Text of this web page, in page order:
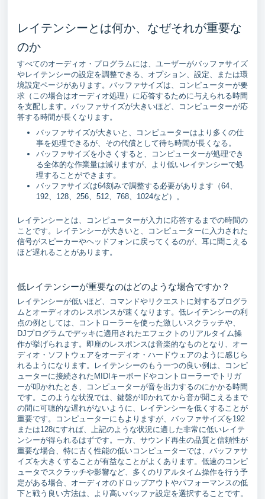
レイテンシーとは何か、なぜそれが重要な
のか
すべてのオーディオ・プログラムには、ユーザーがバッファサイズ
やレイテンシーの設定を調整できる、オプション、設定、または環
境設定ページがあります。バッファサイズは、コンピューターが要
求（この場合はオーディオ処理）に応答するために与えられる時間
を支配します。バッファサイズが大きいほど、コンピューターが応
答する時間が長くなります。
バッファサイズが大きいと、コンピューターはより多くの仕
事を処理できるが、その代償として待ち時間が長くなる。
バッファサイズを小さくすると、コンピューターが処理でき
る全体的な作業量は減りますが、より低いレイテンシーで処
理することができます。
バッファサイズは64刻みで調整する必要があります（64、
192、128、256、512、768、1024など）。
レイテンシーとは、コンピューターが入力に応答するまでの時間の
ことです。レイテンシーが大きいと、コンピューターに入力された
信号がスピーカーやヘッドフォンに戻ってくるのが、耳に聞こえる
ほど遅れることがあります。
低レイテンシーが重要なのはどのような場合ですか？
レイテンシーが低いほど、コマンドやリクエストに対するプログラ
ムとオーディオのレスポンスが速くなります。低レイテンシーの利
点の例としては、コントローラーを使った激しいスクラッチや、
DJプログラムでデッキに適用されたエフェクトのリアルタイム操
作が挙げられます。即座のレスポンスは音楽的なものとなり、オー
ディオ・ソフトウェアをオーディオ・ハードウェアのように感じら
れるようになります。レイテンシーのもう一つの良い例は、コンピ
ューターに接続されたMIDIキーボードやコントローラーでトリガ
ーが叩かれたとき、コンピューターが音を出力するのにかかる時間
です。このような状況では、鍵盤が叩かれてから音が聞こえるまで
の間に可聴的な遅れがないように、レイテンシーを低くすることが
重要です。コンピューターにもよりますが、バッファサイズを192
または128にすれば、上記のような状況に適した非常に低いレイテ
ンシーが得られるはずです。一方、サウンド再生の品質と信頼性が
重要な場合、特に古く性能の低いコンピューターでは、バッファサ
イズを大きくすることが有益なことがよくあります。低速のコンピ
ュータでスクラッチや影響など、多くのリアルタイム操作を行う予
定がある場合、オーディオのドロップアウトやパフォーマンスの低
下と戦う良い方法は、より高いバッファ設定を選択することです。